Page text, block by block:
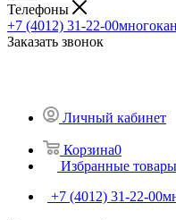
Телефоны
+7 (4012) 31-22-00
Заказать звонок
Личный кабинет
Корзина0
Избранные товары
+7 (4012) 31-22-00